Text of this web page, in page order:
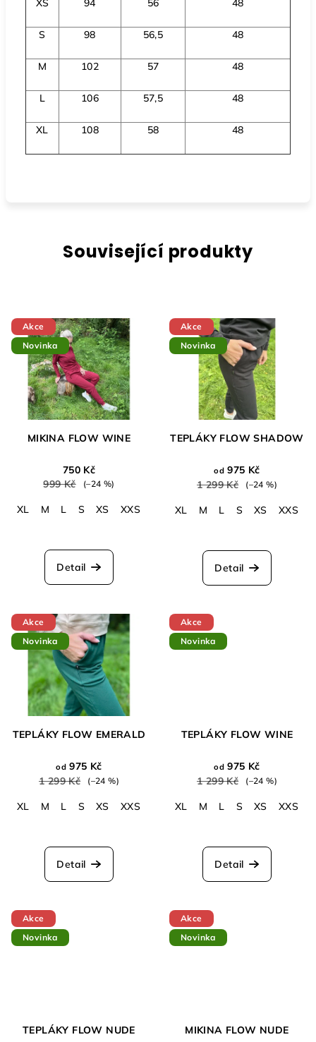
XS 94 56 48
S 98 56,5 48
M 102 57 48
L 106 57,5 48
XL 108 58 48
Související produkty
Akce
Novinka
MIKINA FLOW WINE
750 Kč
999 Kč
(–24 %)
XL M L S XS XXS
Detail
Akce
Novinka
TEPLÁKY FLOW SHADOW
od 975 Kč
1 299 Kč
(–24 %)
XL M L S XS XXS
Detail
Akce
Novinka
TEPLÁKY FLOW EMERALD
od 975 Kč
1 299 Kč
(–24 %)
XL M L S XS XXS
Detail
Akce
Novinka
TEPLÁKY FLOW WINE
od 975 Kč
1 299 Kč
(–24 %)
XL M L S XS XXS
hodnocení
produktu
Detail
Akce
Novinka
TEPLÁKY FLOW NUDE
Akce
Novinka
MIKINA FLOW NUDE